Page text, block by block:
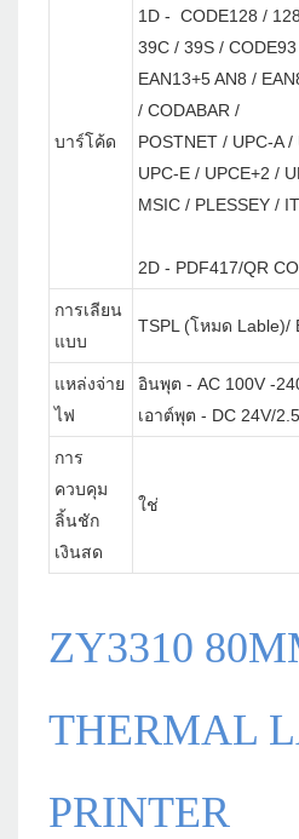
บาร์โค้ด
1D - CODE128 /
39C / 39S /
EAN13+5 AN8 /
/ CODABAR /
POSTNET / UPC-A
UPC-E / UPCE+2 /
MSIC / PLESSEY /
2D - PDF417/QR
การเลียน
แบบ
TSPL (โหมด Lable)/
แหล่งจ่าย
ไฟ
อินพุต - AC 100V -
เอาต์พุต - DC 24V/
การ
ควบคุม
ลิ้นชัก
เงินสด
ใช่
ZY3310
THERMAL
PRINTER